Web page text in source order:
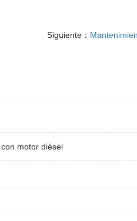
Siguiente：
motor diésel